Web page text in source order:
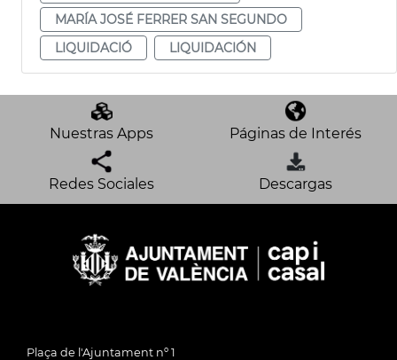
MARÍA JOSÉ FERRER SAN SEGUNDO
LIQUIDACIÓ
LIQUIDACIÓN
Nuestras Apps Páginas de Interés
Redes Sociales Descargas
Plaça de l'Ajuntament nº 1